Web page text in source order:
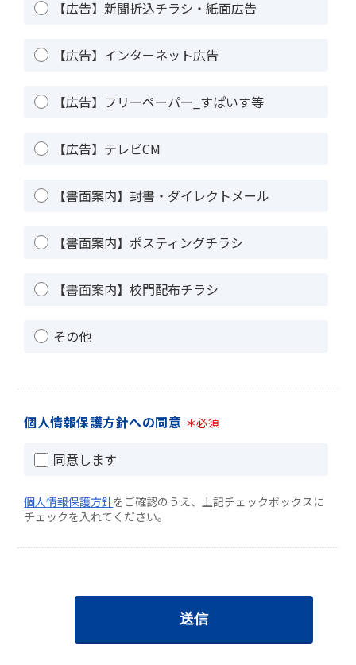
【広告】新聞折込チラシ・紙面広告
【広告】インターネット広告
【広告】フリーペーパー_すぱいす等
【広告】テレビCM
【書面案内】封書・ダイレクトメール
【書面案内】ポスティングチラシ
【書面案内】校門配布チラシ
その他
個人情報保護方針への同意 ＊必須
同意します
個人情報保護方針をご確認のうえ、上記チェックボックスに
チェックを入れてください。